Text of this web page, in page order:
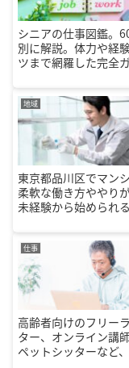
シニアの仕事図鑑。
別に解説。体力や経
ツまで網羅した完全ガ
地域
東京都品川区でマン
柔軟な働き方ややり
未経験から始められ
仕事
高齢者向けのフリー
ター、オンライン講
ペットシッターなど